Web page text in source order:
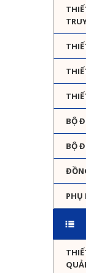
BỘ
BỘ
PHỤ